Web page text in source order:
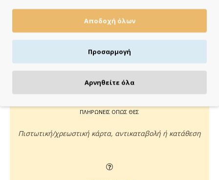
Άμεση αποστολή της παραγγελίας σου σε 1 - 2 εργάσιμες
ΠΛΗΡΩΝΕΙΣ ΟΠΩΣ ΘΕΣ
Πιστωτική/χρεωστική κάρτα, αντικαταβολή ή κατάθεση
Αποδοχή όλων
Προσαρμογή
Αρνηθείτε όλα